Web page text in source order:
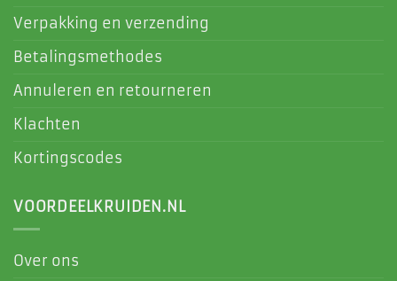
Verpakking en verzending
Betalingsmethodes
Annuleren en retourneren
Klachten
Kortingscodes
VOORDEELKRUIDEN.NL
Over ons